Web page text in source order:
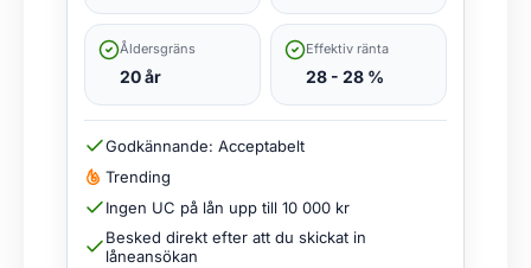
Åldersgräns
20 år
Effektiv ränta
28 - 28 %
Godkännande: Acceptabelt
Trending
Ingen UC på lån upp till 10 000 kr
Besked direkt efter att du skickat in
låneansökan